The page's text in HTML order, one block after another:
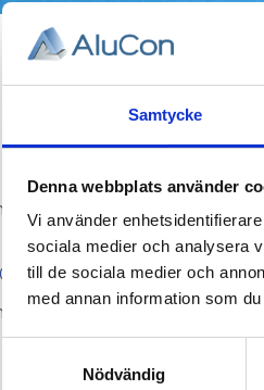
Samtycke
Denna webbplats använder
Vi använder
sociala medier och analysera
till de sociala medier och
med annan information som
Nödvändig
anodiserat.
64, 88 eller 90 mm balk
021-114
en 3D step-fil